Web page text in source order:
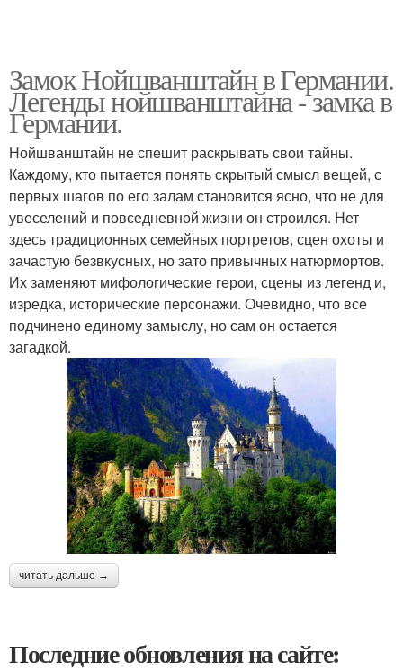
Замок Нойшванштайн в Германии.
Легенды нойшванштайна - замка в
Германии.
Нойшванштайн не спешит раскрывать свои тайны.
Каждому, кто пытается понять скрытый смысл вещей, с
первых шагов по его залам становится ясно, что не для
увеселений и повседневной жизни он строился. Нет
здесь традиционных семейных портретов, сцен охоты и
зачастую безвкусных, но зато привычных натюрмортов.
Их заменяют мифологические герои, сцены из легенд и,
изредка, исторические персонажи. Очевидно, что все
подчинено единому замыслу, но сам он остается
загадкой.
читать дальше →
Последние обновления на сайте: